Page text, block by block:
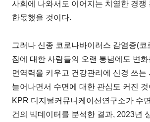
사회에 나와서도 이어지는 치열한 경쟁
한몫했을 것이다.
그러나 신종 코로나바이러스 감염증(코
잠에 대한 사람들의 오랜 통념에도 변
면역력을 키우고 건강관리에 신경 쓰는
늘어나면서 수면에 대한 관심도 커진
KPR 디지털커뮤니케이션연구소가 수
건의 빅데이터를 분석한 결과, 2023년